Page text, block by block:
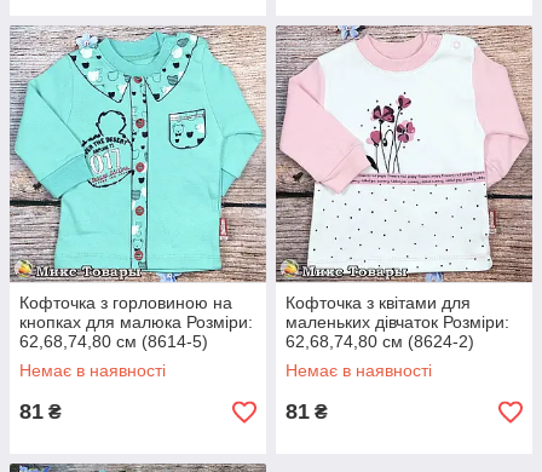
Кофточка з горловиною на
кнопках для малюка Розміри:
62,68,74,80 см (8614-5)
Немає в наявності
81 ₴
Кофточка з квітами для
маленьких дівчаток Розміри:
62,68,74,80 см (8624-2)
Немає в наявності
81 ₴